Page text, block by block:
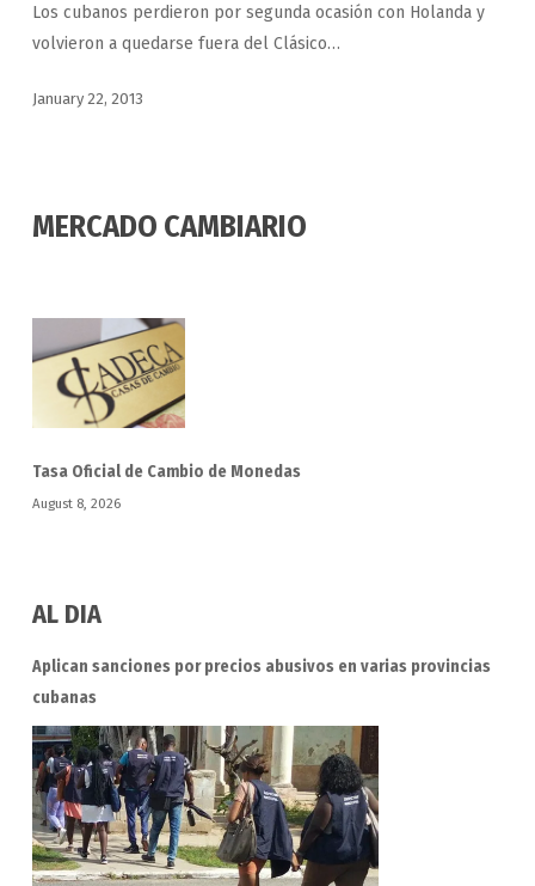
Clásico
Mundial
Béisbol.
Los cubanos perdieron por segunda ocasión con Holanda y
volvieron a quedarse fuera del Clásico…
January 22, 2013
MERCADO CAMBIARIO
Tasa Oficial de Cambio de Monedas
August 8, 2026
AL DIA
Aplican sanciones por precios abusivos en varias provincias
cubanas